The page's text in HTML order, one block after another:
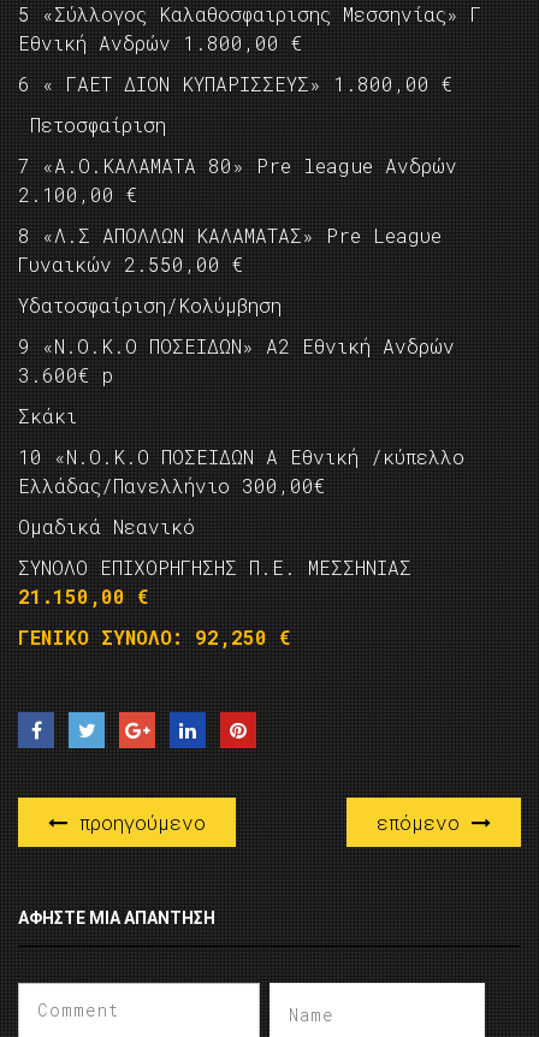
5 «Σύλλογος Kαλαθοσφαιρισης Μεσσηνίας» Γ
Εθνική Ανδρών 1.800,00 €
6 « ΓΑΕΤ ΔΙΟΝ ΚΥΠΑΡΙΣΣΕΥΣ» 1.800,00 €
Πετοσφαίριση
7 «Α.O.KΑΛΑΜΑΤΑ 80» Pre league Ανδρών
2.100,00 €
8 «Λ.Σ ΑΠOΛΛΩΝ KΑΛΑΜΑΤΑΣ» Pre Leagυe
Γυναικώv 2.550,00 €
Υδατοσφαίριση/Kολύμβηση
9 «Ν.O.K.Ο ΠOΣEΙΔΩΝ» Α2 Εθνική Ανδρών
3.600€ p
Σκάκι
10 «Ν.Ο.K.O ΠΟΣΕΙΔΩΝ Α Εθνική /κύπελλο
Ελλάδας/Πανελλήνιο 300,00€
Ομαδικά Νεανικό
ΣΥΝΟΛΟ ΕΠΙΧΟΡΗΓΗΣΗΣ Π.Ε. ΜΕΣΣΗΝΙΑΣ
21.150,00 €
ΓΕΝΙΚΟ ΣΥΝΟΛΟ: 92,250 €
προηγούμενο επόμενο
ΑΦΉΣΤΕ ΜΙΑ ΑΠΆΝΤΗΣΗ